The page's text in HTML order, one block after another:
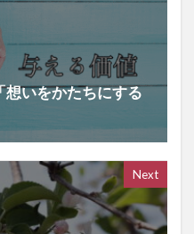
いをかたちにする
Next